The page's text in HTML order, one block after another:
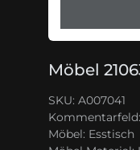
Möbel
SKU: A007041
Kommentarfeld:
Möbel: Esstisch